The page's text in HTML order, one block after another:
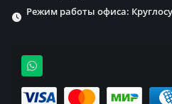
Режим работы офиса: